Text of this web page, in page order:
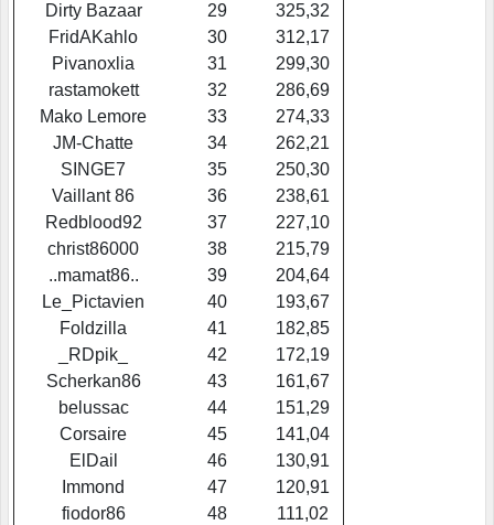
Dirty Bazaar
29
325,32
FridAKahlo
30
312,17
Pivanoxlia
31
299,30
rastamokett
32
286,69
Mako Lemore
33
274,33
JM-Chatte
34
262,21
SINGE7
35
250,30
Vaillant 86
36
238,61
Redblood92
37
227,10
christ86000
38
215,79
..mamat86..
39
204,64
Le_Pictavien
40
193,67
Foldzilla
41
182,85
_RDpik_
42
172,19
Scherkan86
43
161,67
belussac
44
151,29
Corsaire
45
141,04
ElDail
46
130,91
Immond
47
120,91
fiodor86
48
111,02